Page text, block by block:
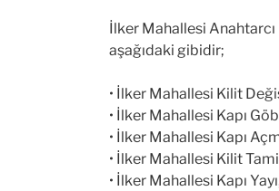
İlker Mahallesi
aşağıdaki gibidir;
• İlker Mahallesi Kilit
• İlker Mahallesi Kapı
• İlker Mahallesi Kapı
• İlker Mahallesi Kilit
• İlker Mahallesi Kapı